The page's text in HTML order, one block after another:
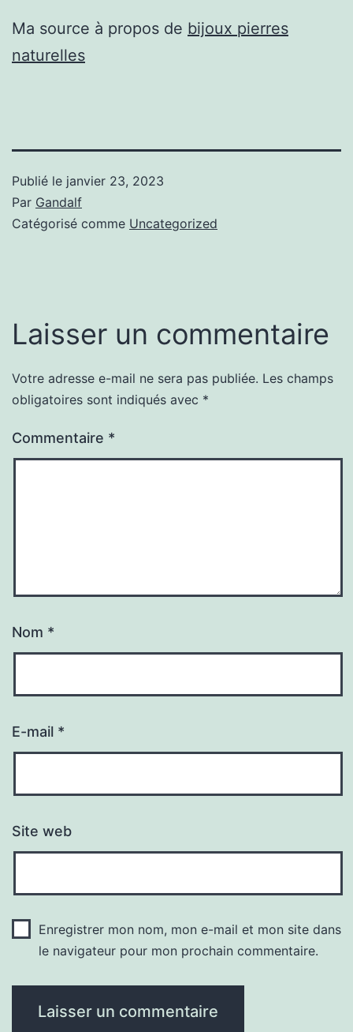
Ma source à propos de bijoux pierres
naturelles
Publié le janvier 23, 2023
Par Gandalf
Catégorisé comme Uncategorized
Laisser un commentaire
Votre adresse e-mail ne sera pas publiée. Les champs
obligatoires sont indiqués avec *
Commentaire *
Nom *
E-mail *
Site web
Enregistrer mon nom, mon e-mail et mon site dans
le navigateur pour mon prochain commentaire.